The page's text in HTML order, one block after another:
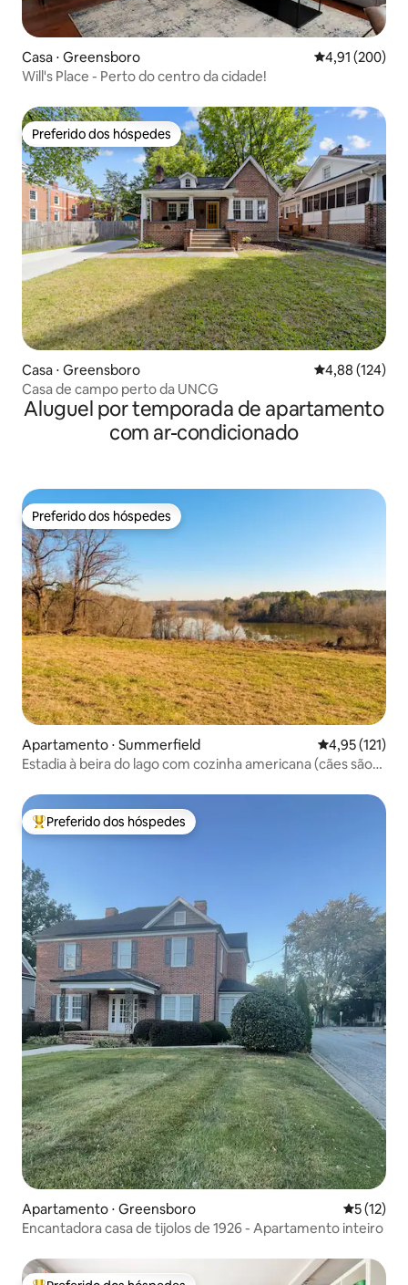
Casa ⋅ Greensboro 4,91 de uma
4,91 (200)
Will's Place - Perto do centro da cidade!
Preferido dos hóspedes
Preferido dos hóspedes
Casa ⋅ Greensboro 4,88 de uma
4,88 (124)
Casa de campo perto da UNCG
Aluguel por temporada de apartamento
com ar-condicionado
Preferido dos hóspedes
Preferido dos hóspedes
Apartamento ⋅ Summerfield 4,95 de uma
4,95 (121)
Estadia à beira do lago com cozinha americana (cães são
Entre os melhores preferidos dos hóspedes
Preferido dos hóspedes
Apartamento ⋅ Greensboro 5 de uma
5 (12)
Encantadora casa de tijolos de 1926 - Apartamento inteiro